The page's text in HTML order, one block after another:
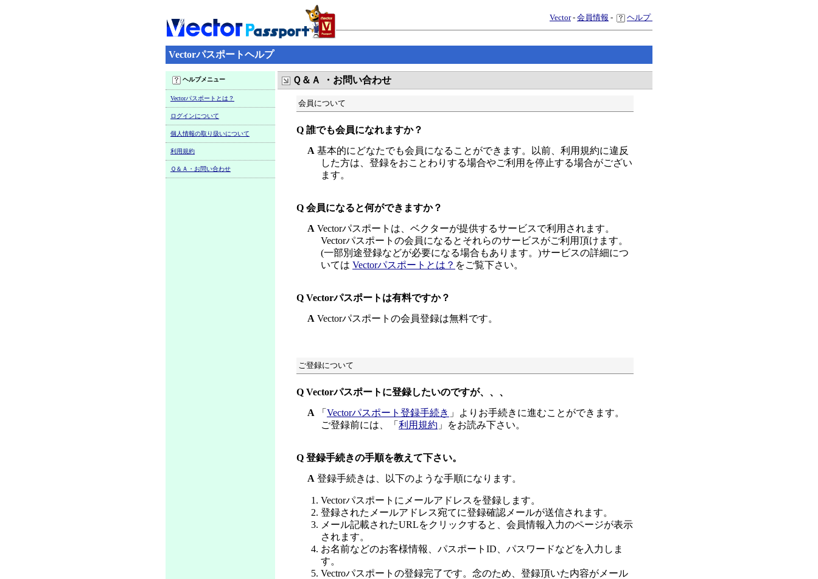
Vector- 会員情報 - ヘルプ
Vectorパスポートヘルプ
ヘルプメニュー
Vectorパスポートとは？
ログインについて
個人情報の取り扱いについて
利用規約
Ｑ＆Ａ・お問い合わせ
Ｑ＆Ａ ・お問い合わせ
会員について
Q 誰でも会員になれますか？
A 基本的にどなたでも会員になることができます。以前、利用規約に違反
した方は、登録をおことわりする場合やご利用を停止する場合がござい
ます。
Q 会員になると何ができますか？
A Vectorパスポートは、ベクターが提供するサービスで利用されます。
Vectorパスポートの会員になるとそれらのサービスがご利用頂けます。
(一部別途登録などが必要になる場合もあります。)サービスの詳細につ
いては Vectorパスポートとは？ をご覧下さい。
Q Vectorパスポートは有料ですか？
A Vectorパスポートの会員登録は無料です。
ご登録について
Q Vectorパスポートに登録したいのですが、、、
A 「 Vectorパスポート登録手続き 」よりお手続きに進むことができます。
ご登録前には、「 利用規約 」をお読み下さい。
Q 登録手続きの手順を教えて下さい。
A 登録手続きは、以下のような手順になります。
Vectorパスポートにメールアドレスを登録します。
登録されたメールアドレス宛てに登録確認メールが送信されます。
メール記載されたURLをクリックすると、会員情報入力のページが表示
されます。
お名前などのお客様情報、パスポートID、パスワードなどを入力しま
す。
Vectroパスポートの登録完了です。念のため、登録頂いた内容がメール